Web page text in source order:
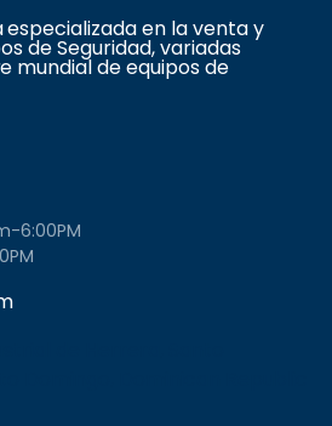
en la venta y
de Seguridad, variadas
mundial de equipos de
6:00PM